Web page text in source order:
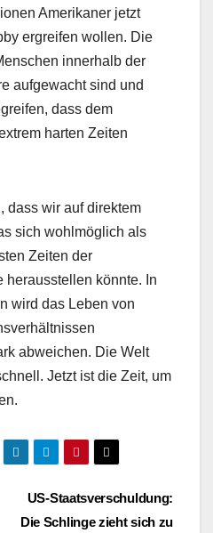
Amerikaner jetzt
ergreifen wollen. Die
innerhalb der
aufgewacht sind und
dass dem
harten Zeiten
dass wir auf direktem
sich wohlmöglich als
Zeiten der
herausstellen könnte. In
wird das Leben von
abweichen. Die Welt
Jetzt ist die Zeit, um
US-Staatsverschuldung:
Die Schlinge zieht sich zu